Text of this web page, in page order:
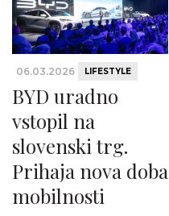
06.03.2026 LIFESTYLE
BYD uradno
vstopil na
slovenski trg.
Prihaja nova doba
mobilnosti